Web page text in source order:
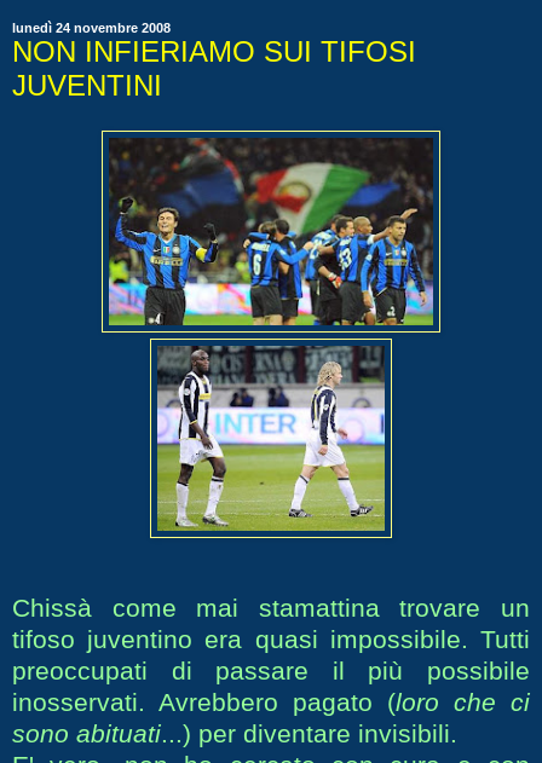
lunedì 24 novembre 2008
NON INFIERIAMO SUI TIFOSI
JUVENTINI
Chissà come mai stamattina trovare un
tifoso juventino era quasi impossibile. Tutti
preoccupati di passare il più possibile
inosservati. Avrebbero pagato (loro che ci
sono abituati...) per diventare invisibili.